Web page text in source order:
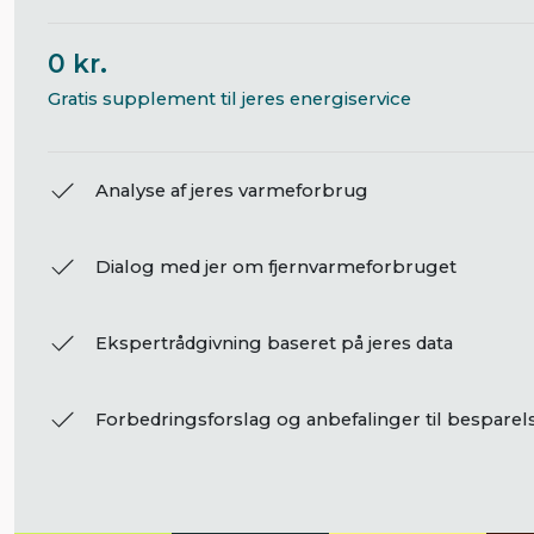
0 kr.
Gratis supplement til jeres energiservice
Analyse af jeres varmeforbrug
Dialog med jer om fjernvarmeforbruget
Ekspertrådgivning baseret på jeres data
Forbedringsforslag og anbefalinger til